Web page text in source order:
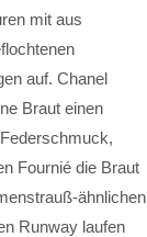
mit aus
auf. Chanel
Braut einen
Fournié die Braut
ähnlichen
Runway laufen